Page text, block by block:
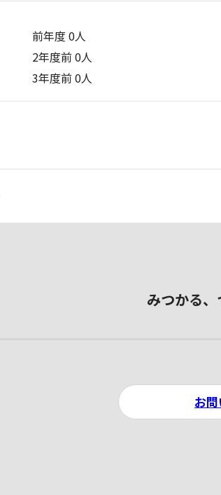
前年度 0人
2年度前 0人
3年度前 0人
みつかる
お